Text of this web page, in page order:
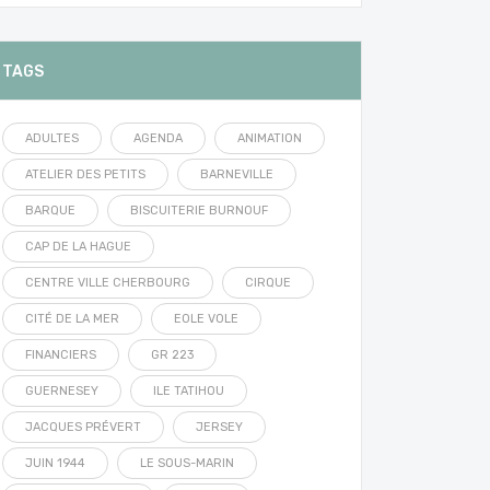
TAGS
ADULTES AGENDA ANIMATION
ATELIER DES PETITS BARNEVILLE
BARQUE BISCUITERIE BURNOUF
CAP DE LA HAGUE
CENTRE VILLE CHERBOURG CIRQUE
CITÉ DE LA MER EOLE VOLE
FINANCIERS GR 223
GUERNESEY ILE TATIHOU
JACQUES PRÉVERT JERSEY
JUIN 1944 LE SOUS-MARIN